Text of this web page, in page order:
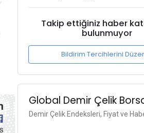
Takip ettiğiniz haber
bulunmuyor
Bildirim Tercihlerini
Global Demir Çelik
Demir Çelik Endeksleri, Fiyat ve